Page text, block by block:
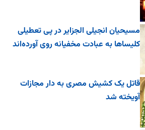
مسیحیان انجیلی الجزایر در پی تعطیلی
کلیساها به عبادت مخفیانه روی آورده‌اند
قاتل یک کشیش مصری به دار مجازات
آویخته شد